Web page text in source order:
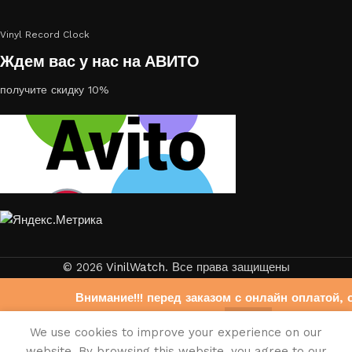
Внимание!!! перед заказом с онлайн оплатой,
https://www.avito.ru/brands/
Vinyl Record Clock
Ждем вас у нас на АВИТО
получите скидку 10%
© 2026 VinilWatch. Все права защищены
We use cookies to improve your experience on our